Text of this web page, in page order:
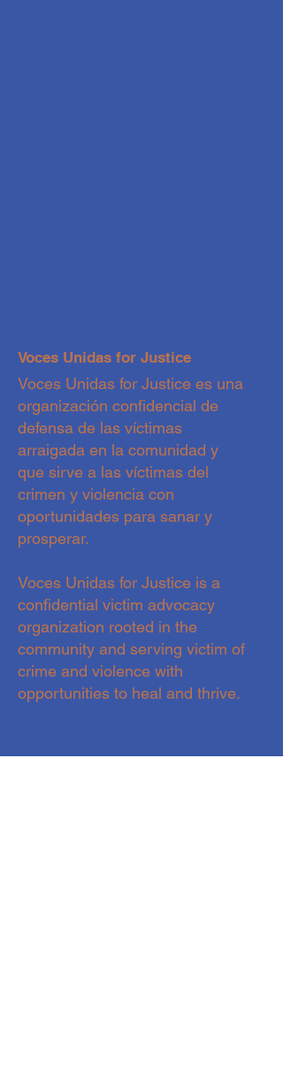
Voces Unidas for Justice
Voces Unidas for Justice es una
organización confidencial de
defensa de las víctimas
arraigada en la comunidad y
que sirve a las víctimas del
crimen y violencia con
oportunidades para sanar y
prosperar.
Voces Unidas for Justice is a
confidential victim advocacy
organization rooted in the
community and serving victim of
crime and violence with
opportunities to heal and thrive.